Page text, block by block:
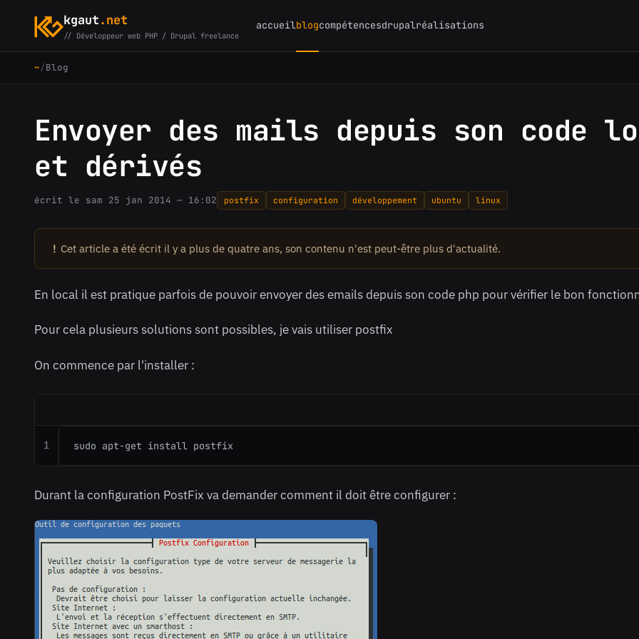
kgaut.net
// Développeur web PHP / Drupal freelance
accueil blogcompétencesdrupal réalisations
~/Blog
Envoyer des mails depuis son code
et dérivés
écrit le sam 25 jan 2014 — 16:02 postfix configuration développement ubuntu linux
! Cet article a été écrit il y a plus de quatre ans, son contenu n'est peut-être plus d'actualité.
En local il est pratique parfois de pouvoir envoyer des emails depuis son code php pour vérifier le bon
Pour cela plusieurs solutions sont possibles, je vais utiliser postfix
On commence par l'installer :
1 sudo apt-get install postfix
Durant la configuration PostFix va demander comment il doit être configurer :